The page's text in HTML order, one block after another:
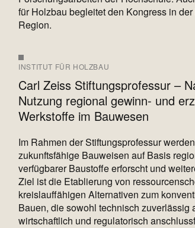
für Holzbau begleitet den Kongress in
Region.
INSTITUT FÜR HOLZBAU
Carl Zeiss Stiftungsprofessur –
Nutzung regional gewinn- und
Werkstoffe im Bauwesen
Im Rahmen der Stiftungsprofessur werden
zukunftsfähige Bauweisen auf Basis
verfügbarer Baustoffe erforscht und
Ziel ist die Etablierung von
kreislauffähigen Alternativen zum
Bauen, die sowohl technisch zuverlässig
wirtschaftlich und regulatorisch